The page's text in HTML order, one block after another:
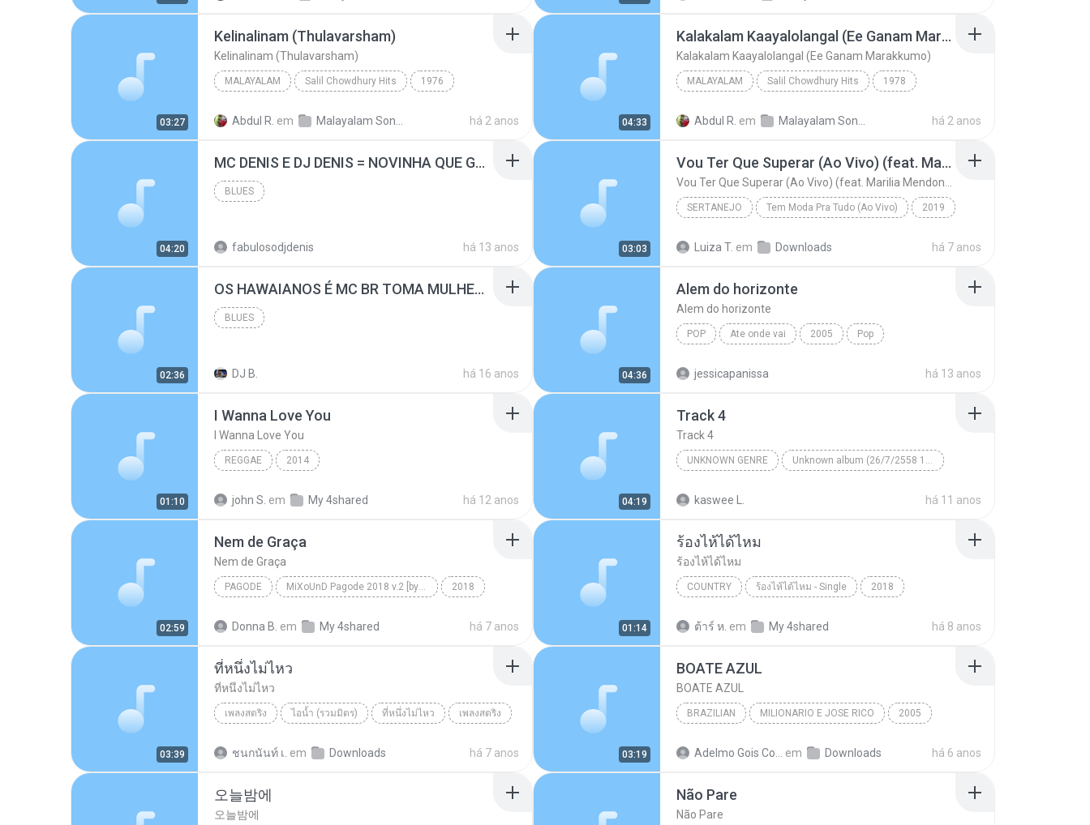
03:27
Kelinalinam (Thulavarsham)
Kelinalinam (Thulavarsham)
MALAYALAM Salil Chowdhury Hits 1976
Abdul R. em há 2 anos 04:33
Kalakalam Kaayalolangal (Ee Ganam Marakkumo)
Kalakalam Kaayalolangal (Ee Ganam Marakkumo)
MALAYALAM Salil Chowdhury Hits 1978
Abdul R. em há 2 anos
04:20
MC DENIS E DJ DENIS = NOVINHA QUE GOSTA DE DANÇAR.wav MUSIC MP3.mp3
BLUES
fabulosodjdenis há 13 anos 03:03
Vou Ter Que Superar (Ao Vivo) (feat. Marilia Mendonça)
SERTANEJO Tem Moda Pra Tudo (Ao Vivo) 2019
Luiza T. em Downloads há 7 anos
02:36
OS HAWAIANOS É MC BR TOMA MULHER DJ BEL E YURI MIX 2010.wav 2.mp3
BLUES
DJ B. há 16 anos 04:36
Alem do horizonte
Alem do horizonte
POP Ate onde vai 2005 Pop
jessicapanissa há 13 anos
01:10
I Wanna Love You
I Wanna Love You
REGGAE 2014
john S. em My 4shared há 12 anos 04:19
Track 4
Track 4
UNKNOWN GENRE Unknown album (26/7/2558 11:17:12)
kaswee L. há 11 anos
02:59
Nem de Graça
Nem de Graça
PAGODE MiXoUnD Pagode 2018 v.2 [by DJ PhaRRá] 2018
Donna B. em My 4shared há 7 anos 01:14
ร้องไห้ได้ไหม
ร้องไห้ได้ไหม
COUNTRY ร้องไห้ได้ไหม - Single 2018
ต้าร์ ห. em My 4shared há 8 anos
03:39
ที่หนึ่งไม่ไหว
ที่หนึ่งไม่ไหว
เพลงสตริง ไอน้ำ (รวมมิตร) ที่หนึ่งไม่ไหว เพลงสตริง
ชนกนันท์ เ. em Downloads há 7 anos 03:19
BOATE AZUL
BOATE AZUL
BRAZILIAN MILIONARIO E JOSE RICO 2005
em Downloads há 6 anos
오늘밤에
오늘밤에
Não Pare
Não Pare